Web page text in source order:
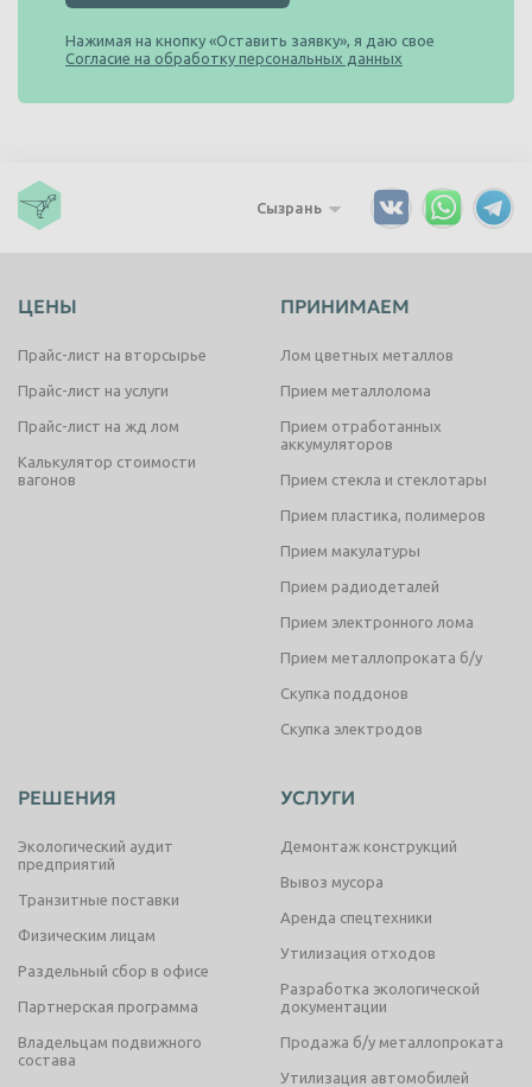
Нажимая на кнопку «Оставить заявку», я даю свое
Согласие на обработку персональных данных
Сызрань
ЦЕНЫ
Прайс-лист на вторсырье
Прайс-лист на услуги
Прайс-лист на жд лом
Калькулятор стоимости
вагонов
ПРИНИМАЕМ
Лом цветных металлов
Прием металлолома
Прием отработанных
аккумуляторов
Прием стекла и стеклотары
Прием пластика, полимеров
Прием макулатуры
Прием радиодеталей
Прием электронного лома
Прием металлопроката б/у
Скупка поддонов
Скупка электродов
РЕШЕНИЯ
Экологический аудит
предприятий
Транзитные поставки
Физическим лицам
Раздельный сбор в офисе
Партнерская программа
Владельцам подвижного
состава
УСЛУГИ
Демонтаж конструкций
Вывоз мусора
Аренда спецтехники
Утилизация отходов
Разработка экологической
документации
Продажа б/у металлопроката
Утилизация автомобилей